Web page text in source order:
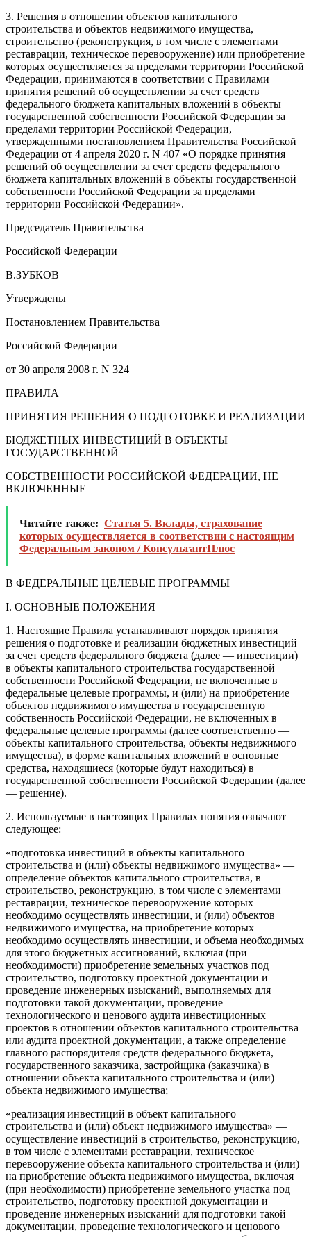
3. Решения в отношении объектов капитального
строительства и объектов недвижимого имущества,
строительство (реконструкция, в том числе с элементами
реставрации, техническое перевооружение) или приобретение
которых осуществляется за пределами территории Российской
Федерации, принимаются в соответствии с Правилами
принятия решений об осуществлении за счет средств
федерального бюджета капитальных вложений в объекты
государственной собственности Российской Федерации за
пределами территории Российской Федерации,
утвержденными постановлением Правительства Российской
Федерации от 4 апреля 2020 г. N 407 «О порядке принятия
решений об осуществлении за счет средств федерального
бюджета капитальных вложений в объекты государственной
собственности Российской Федерации за пределами
территории Российской Федерации».
Председатель Правительства
Российской Федерации
В.ЗУБКОВ
Утверждены
Постановлением Правительства
Российской Федерации
от 30 апреля 2008 г. N 324
ПРАВИЛА
ПРИНЯТИЯ РЕШЕНИЯ О ПОДГОТОВКЕ И РЕАЛИЗАЦИИ
БЮДЖЕТНЫХ ИНВЕСТИЦИЙ В ОБЪЕКТЫ
ГОСУДАРСТВЕННОЙ
СОБСТВЕННОСТИ РОССИЙСКОЙ ФЕДЕРАЦИИ, НЕ
ВКЛЮЧЕННЫЕ
Читайте также: Статья 5. Вклады, страхование
которых осуществляется в соответствии с настоящим
Федеральным законом / КонсультантПлюс
В ФЕДЕРАЛЬНЫЕ ЦЕЛЕВЫЕ ПРОГРАММЫ
I. ОСНОВНЫЕ ПОЛОЖЕНИЯ
1. Настоящие Правила устанавливают порядок принятия
решения о подготовке и реализации бюджетных инвестиций
за счет средств федерального бюджета (далее — инвестиции)
в объекты капитального строительства государственной
собственности Российской Федерации, не включенные в
федеральные целевые программы, и (или) на приобретение
объектов недвижимого имущества в государственную
собственность Российской Федерации, не включенных в
федеральные целевые программы (далее соответственно —
объекты капитального строительства, объекты недвижимого
имущества), в форме капитальных вложений в основные
средства, находящиеся (которые будут находиться) в
государственной собственности Российской Федерации (далее
— решение).
2. Используемые в настоящих Правилах понятия означают
следующее:
«подготовка инвестиций в объекты капитального
строительства и (или) объекты недвижимого имущества» —
определение объектов капитального строительства, в
строительство, реконструкцию, в том числе с элементами
реставрации, техническое перевооружение которых
необходимо осуществлять инвестиции, и (или) объектов
недвижимого имущества, на приобретение которых
необходимо осуществлять инвестиции, и объема необходимых
для этого бюджетных ассигнований, включая (при
необходимости) приобретение земельных участков под
строительство, подготовку проектной документации и
проведение инженерных изысканий, выполняемых для
подготовки такой документации, проведение
технологического и ценового аудита инвестиционных
проектов в отношении объектов капитального строительства
или аудита проектной документации, а также определение
главного распорядителя средств федерального бюджета,
государственного заказчика, застройщика (заказчика) в
отношении объекта капитального строительства и (или)
объекта недвижимого имущества;
«реализация инвестиций в объект капитального
строительства и (или) объект недвижимого имущества» —
осуществление инвестиций в строительство, реконструкцию,
в том числе с элементами реставрации, техническое
перевооружение объекта капитального строительства и (или)
на приобретение объекта недвижимого имущества, включая
(при необходимости) приобретение земельного участка под
строительство, подготовку проектной документации и
проведение инженерных изысканий для подготовки такой
документации, проведение технологического и ценового